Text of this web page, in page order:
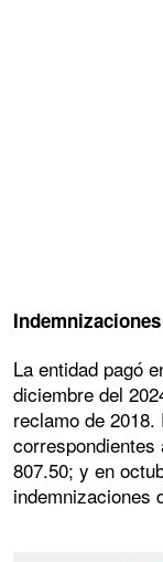
Indemnizaciones
La entidad pagó
diciembre del
reclamo de
correspondientes
807.50; y en
indemnizaciones